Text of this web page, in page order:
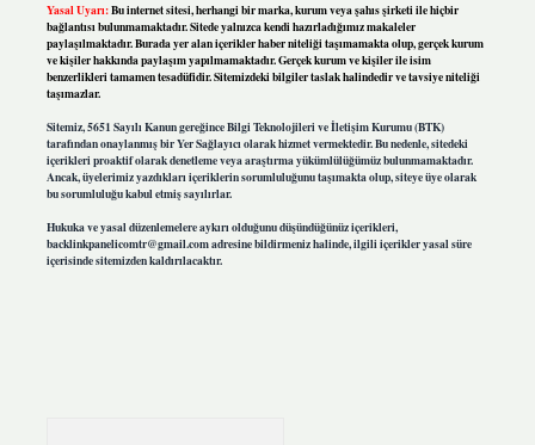
Yasal Uyarı:Bu internet sitesi, herhangi bir marka, kurum veya şahıs şirketi ile hiçbir
bağlantısı bulunmamaktadır. Sitede yalnızca kendi hazırladığımız makaleler
paylaşılmaktadır. Burada yer alan içerikler haber niteliği taşımamakta olup, gerçek kurum
ve kişiler hakkında paylaşım yapılmamaktadır. Gerçek kurum ve kişiler ile isim
benzerlikleri tamamen tesadüfidir. Sitemizdeki bilgiler taslak halindedir ve tavsiye niteliği
taşımazlar.
Sitemiz, 5651 Sayılı Kanun gereğince Bilgi Teknolojileri ve İletişim Kurumu (BTK)
tarafından onaylanmış bir Yer Sağlayıcı olarak hizmet vermektedir. Bu nedenle, sitedeki
içerikleri proaktif olarak denetleme veya araştırma yükümlülüğümüz bulunmamaktadır.
Ancak, üyelerimiz yazdıkları içeriklerin sorumluluğunu taşımakta olup, siteye üye olarak
bu sorumluluğu kabul etmiş sayılırlar.
Hukuka ve yasal düzenlemelere aykırı olduğunu düşündüğünüz içerikleri,
backlinkpanelicomtr@gmail.comadresine bildirmeniz halinde, ilgili içerikler yasal süre
içerisinde sitemizden kaldırılacaktır.